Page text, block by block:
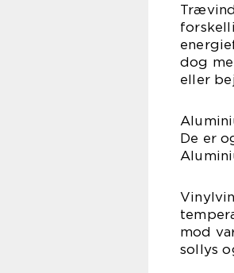
dog
eller
De er
mod
sollys